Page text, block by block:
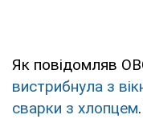
Як повідомляв
вистрибнула з
сварки з хлопцем